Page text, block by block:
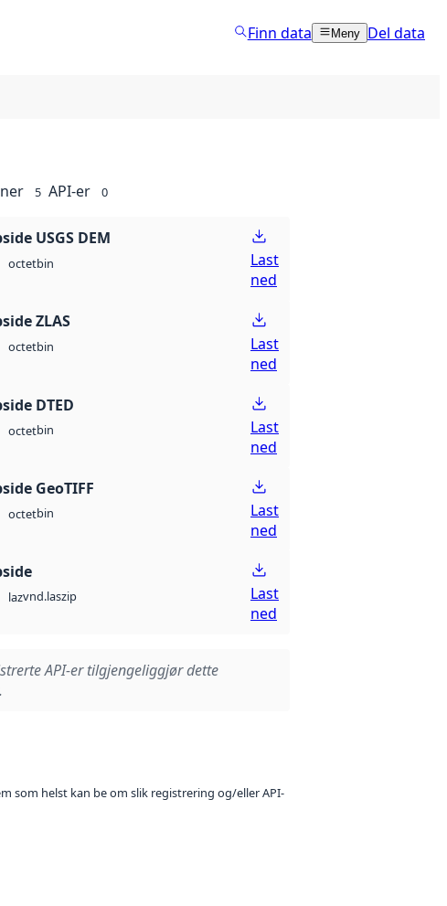
Finn data Meny Del data
5 API-er 0
USGS DEM
octetbin
Last
ned
ZLAS
octetbin
Last
ned
DTED
octetbin
Last
ned
GeoTIFF
octetbin
Last
ned
lazvnd.laszip
Last
ned
API-er tilgjengeliggjør dette
som helst kan be om slik registrering og/eller API-